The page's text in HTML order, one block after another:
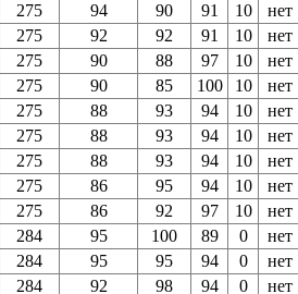
275 94 90 91 10
нет
275 92 92 91 10
нет
275 90 88 97 10
нет
275 90 85 100 10
нет
275 88 93 94 10
нет
275 88 93 94 10
нет
275 88 93 94 10
нет
275 86 95 94 10
нет
275 86 92 97 10
нет
284 95 100 89 0
нет
284 95 95 94 0
нет
284 92 98 94 0
нет